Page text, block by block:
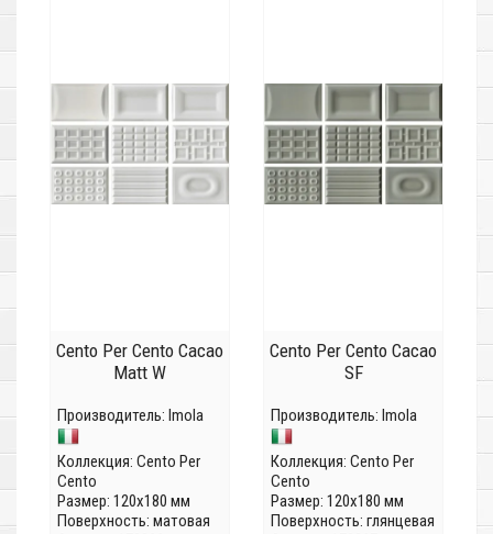
Cento Per Cento Cacao
Matt W
Производитель: Imola
Коллекция: Cento Per
Cento
Размер: 120x180 мм
Поверхность: матовая
Cento Per Cento Cacao
SF
Производитель: Imola
Коллекция: Cento Per
Cento
Размер: 120x180 мм
Поверхность: глянцевая